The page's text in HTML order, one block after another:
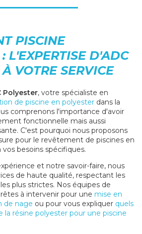
PISCINE
L'EXPERTISE D'ADC
VOTRE SERVICE
Polyester, votre spécialiste en
de piscine en polyester dans la
comprenons l'importance d'avoir
fonctionnelle mais aussi
C'est pourquoi nous proposons
pour le revêtement de piscines en
besoins spécifiques.
et notre savoir-faire, nous
de haute qualité, respectant les
les plus strictes. Nos équipes de
à intervenir pour une mise en
de nage ou pour vous expliquer quels
la résine polyester pour une piscine